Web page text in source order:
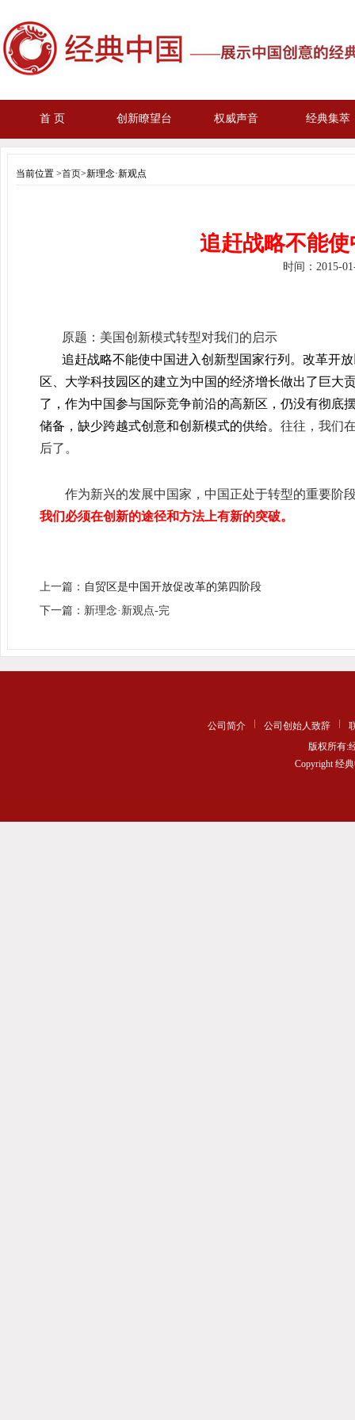
首 页 创新瞭望台 权威声音 经典集萃
当前位置 >首页>新理念·新观点
追赶战略不能
时间： 2015-
原题：美国创新模式转型对我们的启示
追赶战略不能使中国进入创新型国家行列。改革开
区、大学科技园区的建立为中国的经济增长做出了巨大
了，作为中国参与国际竞争前沿的高新区，仍没有彻底
储备，缺少跨越式创意和创新模式的供给。 往往，我们
后了。
作为新兴的发展中国家，中国正处于转型的重要阶
我们必须在创新的途径和方法上有新的突破。
上一篇： 自贸区是中国开放促改革的第四阶段
下一篇：新理念·新观点-完
公司简介 公司创始人致辞
版权所有:
Copyright 经